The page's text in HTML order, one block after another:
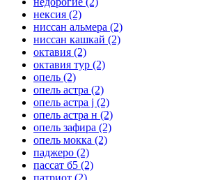
нексия (2)
ниссан альмера (2)
ниссан кашкай (2)
октавия (2)
октавия тур (2)
опель (2)
опель астра (2)
опель астра j (2)
опель астра н (2)
опель зафира (2)
опель мокка (2)
паджеро (2)
пассат б5 (2)
патриот (2)